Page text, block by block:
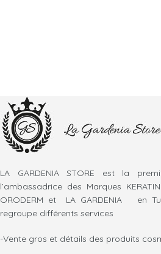
LA GARDENIA STORE est la
l’ambassadrice des Marques
ORODERM et LA GARDENIA en
regroupe différents services
-Vente gros et détails des produits